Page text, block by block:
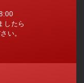
したら
い。